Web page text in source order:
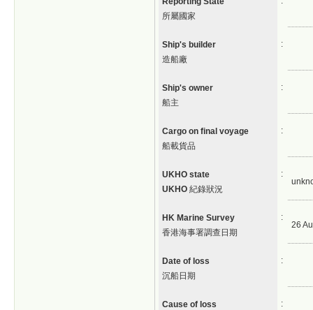
所屬國家
Ship's builder
造船廠
:
Ship's owner
船主
:
Cargo on final voyage
船載貨品
:
UKHO state
UKHO 紀錄狀況
:
HK Marine Survey
香港海事署調查日期
:
26
Date of loss
沉船日期
:
Cause of loss
: